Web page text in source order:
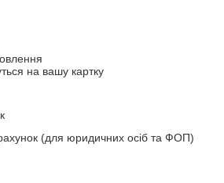
на вашу картку
(для юридичних осіб та ФОП)